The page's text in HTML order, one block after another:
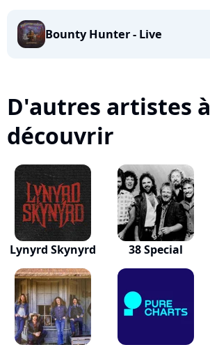
Bounty Hunter - Live
D'autres artistes à
découvrir
Lynyrd Skynyrd 38 Special